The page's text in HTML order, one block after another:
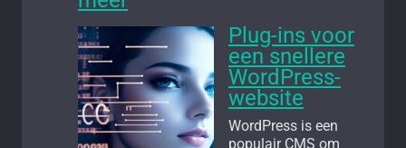
Je
website
vindbaar
maken
voor
ChatGPT
of
Plug-ins voor
een snellere
WordPress-
website
WordPress is een
populair CMS om